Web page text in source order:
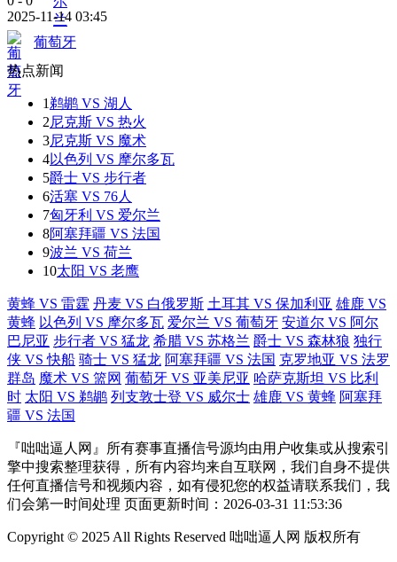
2025-11-14 03:45
葡萄牙
热点新闻
1 鹈鹕 VS 湖人
2尼克斯 VS 热火
3尼克斯 VS 魔术
4以色列 VS 摩尔多瓦
5爵士 VS 步行者
6活塞 VS 76人
7匈牙利 VS 爱尔兰
8阿塞拜疆 VS 法国
9波兰 VS 荷兰
10太阳 VS 老鹰
黄蜂 VS 雷霆 丹麦 VS 白俄罗斯 土耳其 VS 保加利亚 雄鹿 VS
黄蜂 以色列 VS 摩尔多瓦 爱尔兰 VS 葡萄牙 安道尔 VS 阿尔
巴尼亚 步行者 VS 猛龙 希腊 VS 苏格兰 爵士 VS 森林狼 独行
侠 VS 快船 骑士 VS 猛龙 阿塞拜疆 VS 法国 克罗地亚 VS 法罗
群岛 魔术 VS 篮网 葡萄牙 VS 亚美尼亚 哈萨克斯坦 VS 比利
时 太阳 VS 鹈鹕 列支敦士登 VS 威尔士 雄鹿 VS 黄蜂 阿塞拜
疆 VS 法国
『咄咄逼人网』所有赛事直播信号源均由用户收集或从搜索引
擎中搜索整理获得，所有内容均来自互联网，我们自身不提供
任何直播信号和视频内容，如有侵犯您的权益请联系我们，我
们会第一时间处理 页面更新时间：2026-03-31 11:53:36
Copyright © 2025 All Rights Reserved 咄咄逼人网 版权所有